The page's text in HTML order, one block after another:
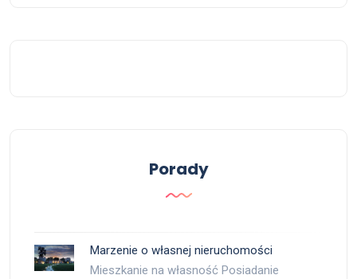
Porady
Marzenie o własnej nieruchomości
Mieszkanie na własność Posiadanie